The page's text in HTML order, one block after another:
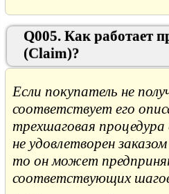
Q005. Как работает
(Claim)?
Если покупатель не
соответствует его
трехшаговая процедура
не удовлетворен
то он может
соответствующих